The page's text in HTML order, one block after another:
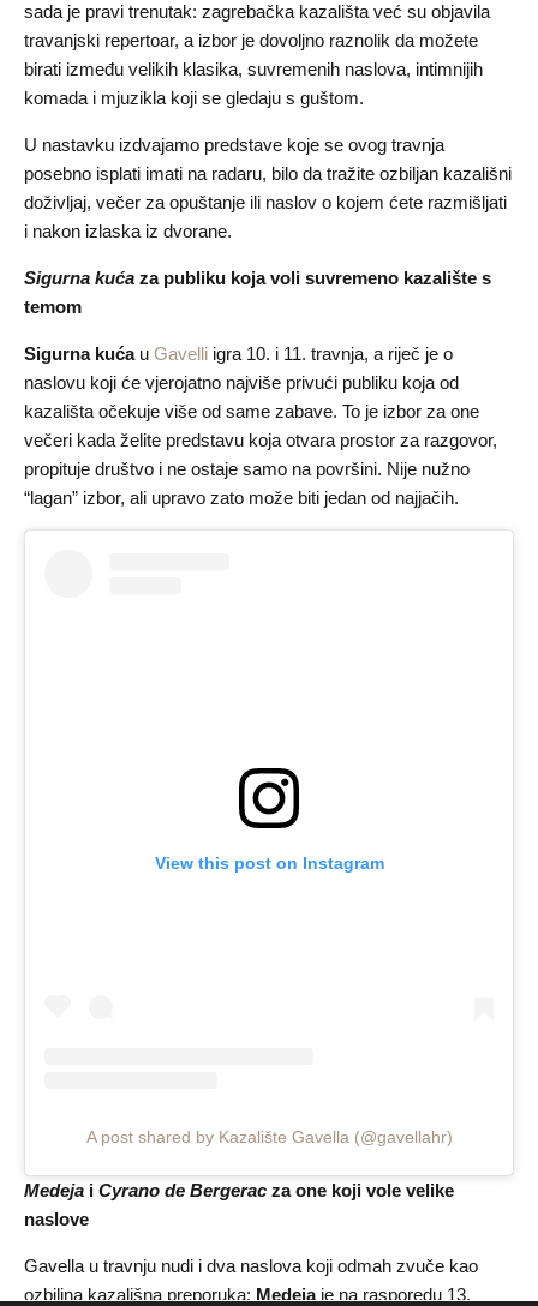
sada je pravi trenutak: zagrebačka kazališta već su objavila
travanjski repertoar, a izbor je dovoljno raznolik da možete
birati između velikih klasika, suvremenih naslova, intimnijih
komada i mjuzikla koji se gledaju s guštom.
U nastavku izdvajamo predstave koje se ovog travnja
posebno isplati imati na radaru, bilo da tražite ozbiljan kazališni
doživljaj, večer za opuštanje ili naslov o kojem ćete razmišljati
i nakon izlaska iz dvorane.
Sigurna kuća za publiku koja voli suvremeno kazalište s
temom
Sigurna kućau Gavelli igra 10. i 11. travnja, a riječ je o
naslovu koji će vjerojatno najviše privući publiku koja od
kazališta očekuje više od same zabave. To je izbor za one
večeri kada želite predstavu koja otvara prostor za razgovor,
propituje društvo i ne ostaje samo na površini. Nije nužno
“lagan” izbor, ali upravo zato može biti jedan od najjačih.
View this post on Instagram
A post shared by Kazalište Gavella (@gavellahr)
Medeja i Cyrano de Bergerac za one koji vole velike
naslove
Gavella u travnju nudi i dva naslova koji odmah zvuče kao
ozbiljna kazališna preporuka: Medejaje na rasporedu 13.